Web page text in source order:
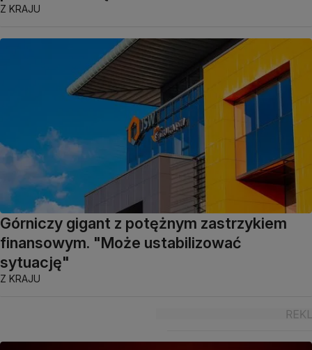
Z KRAJU
Górniczy gigant z potężnym zastrzykiem
finansowym. "Może ustabilizować
sytuację"
Z KRAJU